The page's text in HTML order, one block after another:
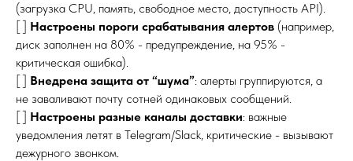
(загрузка CPU, память, свободное место, доступность API).
[ ] Настроены пороги срабатывания алертов (например,
диск заполнен на 80% - предупреждение, на 95% -
критическая ошибка).
[ ] Внедрена защита от “шума”: алерты группируются, а
не заваливают почту сотней одинаковых сообщений.
[ ] Настроены разные каналы доставки: важные
уведомления летят в Telegram/Slack, критические - вызывают
дежурного звонком.